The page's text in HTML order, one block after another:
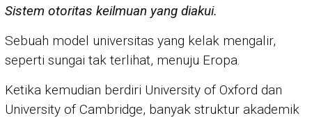
Sistem otoritas keilmuan yang diakui.
Sebuah model universitas yang kelak mengalir,
seperti sungai tak terlihat, menuju Eropa.
Ketika kemudian berdiri University of Oxford dan
University of Cambridge, banyak struktur akademik